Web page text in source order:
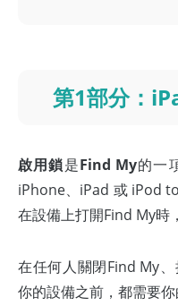
第1部分：
啟用鎖是Find My的一
iPhone、iPad 或 iPod
在設備上打開Find My時
在任何人關閉Find My
你的設備之前，都需要